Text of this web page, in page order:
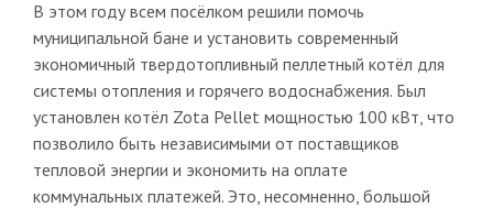
В этом году всем посёлком решили помочь
муниципальной бане и установить современный
экономичный твердотопливный пеллетный котёл для
системы отопления и горячего водоснабжения. Был
установлен котёл Zota Pellet мощностью 100 кВт, что
позволило быть независимыми от поставщиков
тепловой энергии и экономить на оплате
коммунальных платежей. Это, несомненно, большой